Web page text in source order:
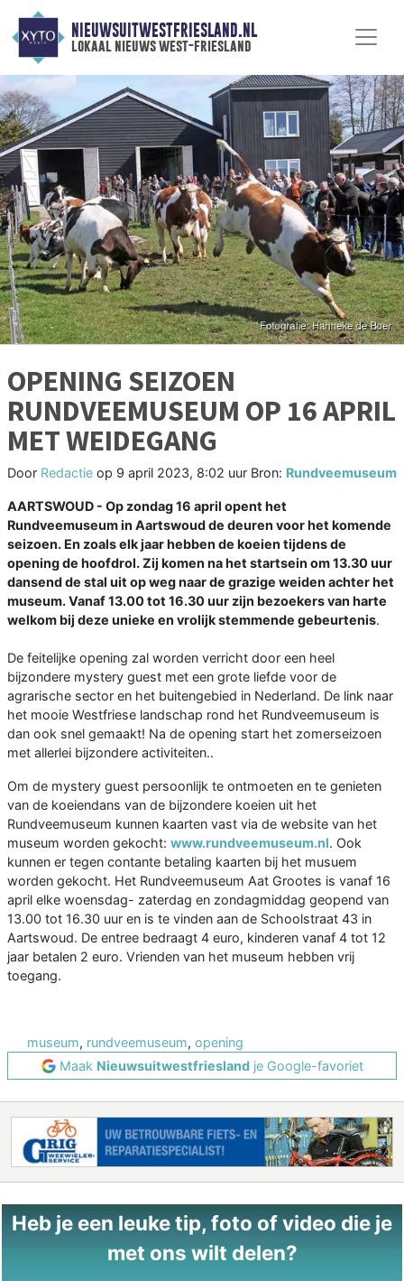
NIEUWSUITWESTFRIESLAND.NL
lokaal nieuws west-friesland
OPENING SEIZOEN
RUNDVEEMUSEUM OP 16 APRIL
MET WEIDEGANG
Door Redactie op 9 april 2023, 8:02 uur Bron: Rundveemuseum
AARTSWOUD - Op zondag 16 april opent het
Rundveemuseum in Aartswoud de deuren voor het komende
seizoen. En zoals elk jaar hebben de koeien tijdens de
opening de hoofdrol. Zij komen na het startsein om 13.30 uur
dansend de stal uit op weg naar de grazige weiden achter het
museum. Vanaf 13.00 tot 16.30 uur zijn bezoekers van harte
welkom bij deze unieke en vrolijk stemmende gebeurtenis.
De feitelijke opening zal worden verricht door een heel
bijzondere mystery guest met een grote liefde voor de
agrarische sector en het buitengebied in Nederland. De link naar
het mooie Westfriese landschap rond het Rundveemuseum is
dan ook snel gemaakt! Na de opening start het zomerseizoen
met allerlei bijzondere activiteiten..
Om de mystery guest persoonlijk te ontmoeten en te genieten
van de koeiendans van de bijzondere koeien uit het
Rundveemuseum kunnen kaarten vast via de website van het
museum worden gekocht: www.rundveemuseum.nl. Ook
kunnen er tegen contante betaling kaarten bij het musuem
worden gekocht. Het Rundveemuseum Aat Grootes is vanaf 16
april elke woensdag- zaterdag en zondagmiddag geopend van
13.00 tot 16.30 uur en is te vinden aan de Schoolstraat 43 in
Aartswoud. De entree bedraagt 4 euro, kinderen vanaf 4 tot 12
jaar betalen 2 euro. Vrienden van het museum hebben vrij
toegang.
museum, rundveemuseum, opening
Maak Nieuwsuitwestfrieslandje Google-favoriet
Heb je een leuke tip, foto of video die je
met ons wilt delen?